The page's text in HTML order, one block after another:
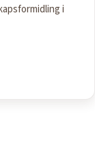
i